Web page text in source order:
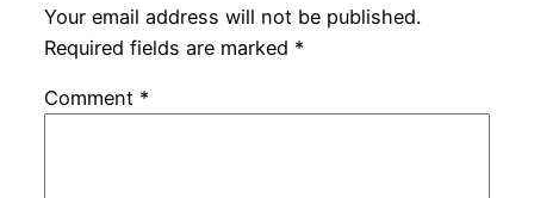
Your email address will not be published.
Required fields are marked *
Comment *